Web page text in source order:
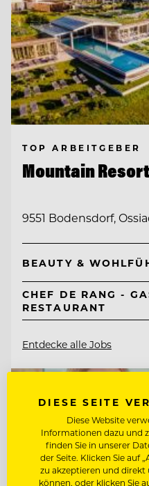
TOP ARBEITGEBER
Mountain
9551 Bodensdorf,
BEAUTY &
CHEF DE RANG -
RESTAURANT
Entdecke alle Jobs
DIESE SEITE
Diese Website
Informationen dazu und
finden Sie in unserer
der Seite. Klicken Sie auf
zu akzeptieren und direkt
können, oder klicken Sie